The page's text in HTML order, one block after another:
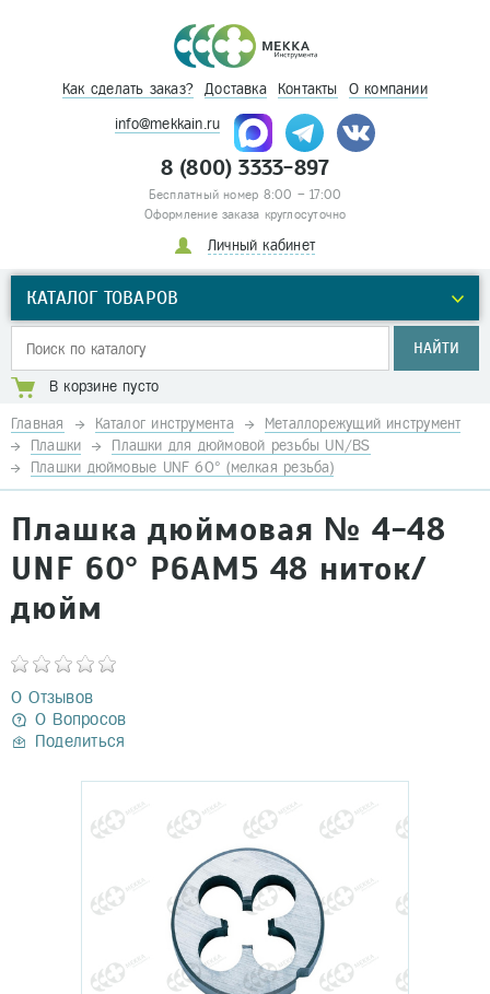
Как сделать заказ? Доставка Контакты О компании
info@mekkain.ru
8 (800) 3333-897
Бесплатный номер 8:00 – 17:00
Оформление заказа круглосуточно
Личный кабинет
КАТАЛОГ ТОВАРОВ
НАЙТИ
В корзине пусто
Главная Каталог инструмента
Металлорежущий инструмент
Плашки
Плашки для дюймовой резьбы UN/BS
Плашки дюймовые UNF 60° (мелкая резьба)
Плашка дюймовая № 4-48
UNF 60° Р6АМ5 48 ниток/
дюйм
0 Отзывов
0 Вопросов
Поделиться